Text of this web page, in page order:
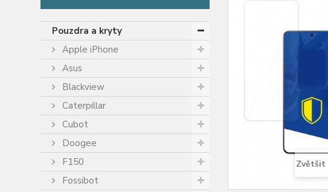
Pouzdra a kryty
Apple iPhone
Asus
Blackview
Caterpillar
Cubot
Doogee
F150
Fossibot
Zvětšit